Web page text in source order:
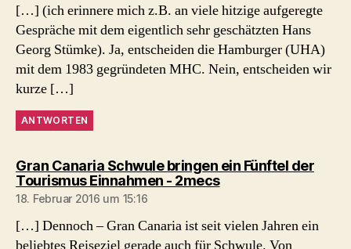
[…] (ich erinnere mich z.B. an viele hitzige aufgeregte
Gespräche mit dem eigentlich sehr geschätzten Hans
Georg Stümke). Ja, entscheiden die Hamburger (UHA)
mit dem 1983 gegründeten MHC. Nein, entscheiden wir
kurze […]
ANTWORTEN
Gran Canaria Schwule bringen ein Fünftel der
Tourismus Einnahmen - 2mecssagt:
18. Februar 2016 um 15:16
[…] Dennoch – Gran Canaria ist seit vielen Jahren ein